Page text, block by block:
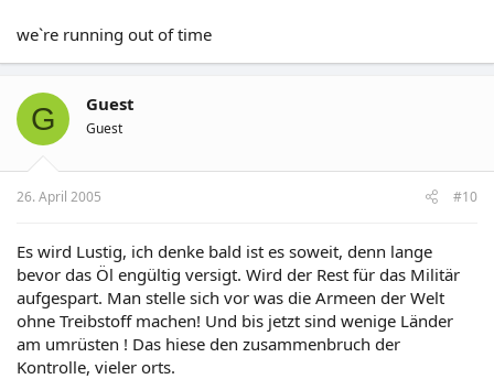
we`re running out of time
G Guest
Guest
26. April 2005 #10
Es wird Lustig, ich denke bald ist es soweit, denn lange
bevor das Öl engültig versigt. Wird der Rest für das Militär
aufgespart. Man stelle sich vor was die Armeen der Welt
ohne Treibstoff machen! Und bis jetzt sind wenige Länder
am umrüsten ! Das hiese den zusammenbruch der
Kontrolle, vieler orts.